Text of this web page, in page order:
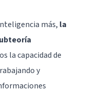
más, la
la capacidad de
y